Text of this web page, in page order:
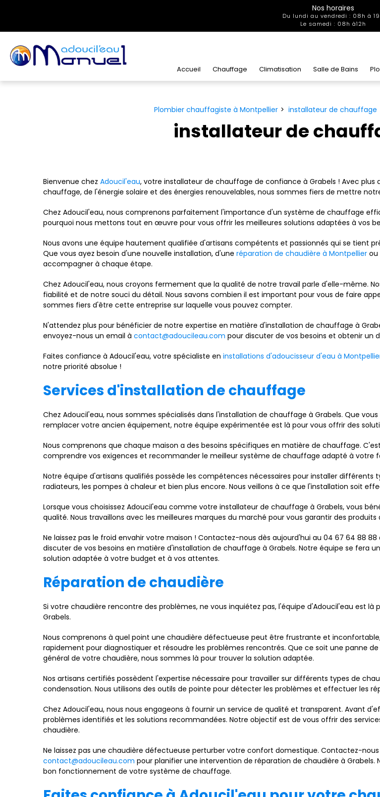
Nos horaires
Du lundi au vendredi : 08h à
Le samedi : 08h à12h
Accueil Chauffage Climatisation Salle de Bains
Plombier chauffagiste à Montpellier installateur de chauffage
installateur de
Bienvenue chez Adoucil'eau, votre installateur de chauffage de confiance à Grabels ! Avec
chauffage, de l'énergie solaire et des énergies renouvelables, nous sommes fiers de mettre
Chez Adoucil'eau, nous comprenons parfaitement l'importance d'un système de chauffage
pourquoi nous mettons tout en œuvre pour vous offrir les meilleures solutions adaptées à vos
Nous avons une équipe hautement qualifiée d'artisans compétents et passionnés qui se tient
Que vous ayez besoin d'une nouvelle installation, d'une réparation de chaudière à Montpellier ou
accompagner à chaque étape.
Chez Adoucil'eau, nous croyons fermement que la qualité de notre travail parle d'elle-même.
fiabilité et de notre souci du détail. Nous savons combien il est important pour vous de faire
sommes fiers d'être cette entreprise sur laquelle vous pouvez compter.
N'attendez plus pour bénéficier de notre expertise en matière d'installation de chauffage à
envoyez-nous un email à contact@adoucileau.com pour discuter de vos besoins et obtenir un
Faites confiance à Adoucil'eau, votre spécialiste en installations d'adoucisseur d'eau à
notre priorité absolue !
Services d'installation de chauffage
Chez Adoucil'eau, nous sommes spécialisés dans l'installation de chauffage à Grabels. Que
remplacer votre ancien équipement, notre équipe expérimentée est là pour vous offrir des
Nous comprenons que chaque maison a des besoins spécifiques en matière de chauffage.
comprendre vos exigences et recommander le meilleur système de chauffage adapté à votre
Notre équipe d'artisans qualifiés possède les compétences nécessaires pour installer
radiateurs, les pompes à chaleur et bien plus encore. Nous veillons à ce que l'installation soit
Lorsque vous choisissez Adoucil'eau comme votre installateur de chauffage à Grabels, vous
qualité. Nous travaillons avec les meilleures marques du marché pour vous garantir des
Ne laissez pas le froid envahir votre maison ! Contactez-nous dès aujourd'hui au 04 67 64 88
discuter de vos besoins en matière d'installation de chauffage à Grabels. Notre équipe se fera
solution adaptée à votre budget et à vos attentes.
Réparation de chaudière
Si votre chaudière rencontre des problèmes, ne vous inquiétez pas, l'équipe d'Adoucil'eau est
Grabels.
Nous comprenons à quel point une chaudière défectueuse peut être frustrante et
rapidement pour diagnostiquer et résoudre les problèmes rencontrés. Que ce soit une panne
général de votre chaudière, nous sommes là pour trouver la solution adaptée.
Nos artisans certifiés possèdent l'expertise nécessaire pour travailler sur différents types de
condensation. Nous utilisons des outils de pointe pour détecter les problèmes et effectuer les
Chez Adoucil'eau, nous nous engageons à fournir un service de qualité et transparent. Avant
problèmes identifiés et les solutions recommandées. Notre objectif est de vous offrir des
chaudière.
Ne laissez pas une chaudière défectueuse perturber votre confort domestique. Contactez-
contact@adoucileau.com pour planifier une intervention de réparation de chaudière à
bon fonctionnement de votre système de chauffage.